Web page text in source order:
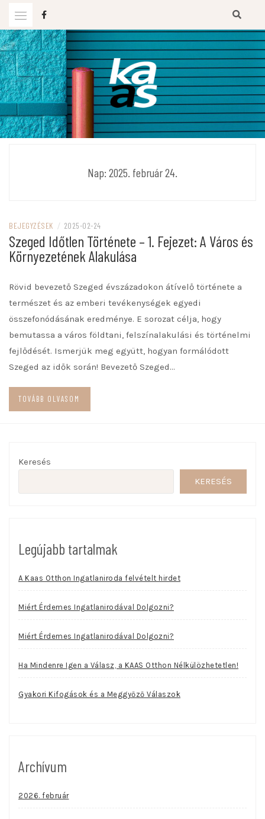
tartalomhoz
KAAS BLOG
Nap: 2025. február 24.
BEJEGYZÉSEK / 2025-02-24
Szeged Időtlen Története – 1. Fejezet: A Város és
Környezetének Alakulása
Rövid bevezető Szeged évszázadokon átívelő története a
természet és az emberi tevékenységek egyedi
összefonódásának eredménye. E sorozat célja, hogy
bemutassa a város földtani, felszínalakulási és történelmi
fejlődését. Ismerjük meg együtt, hogyan formálódott
Szeged az idők során! Bevezető Szeged…
TOVÁBB OLVASOM
Keresés
KERESÉS
Legújabb tartalmak
A Kaas Otthon Ingatlaniroda felvételt hirdet
Miért Érdemes Ingatlanirodával Dolgozni?
Miért Érdemes Ingatlanirodával Dolgozni?
Ha Mindenre Igen a Válasz, a KAAS Otthon Nélkülözhetetlen!
Gyakori Kifogások és a Meggyőző Válaszok
Archívum
2026. február